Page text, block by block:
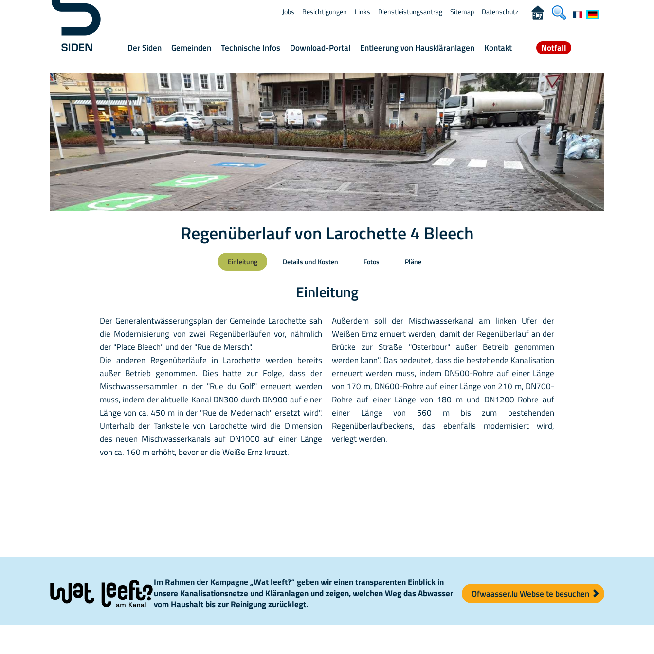
Der Siden Gemeinden Technische Infos Download-Portal Entleerung von Hauskläranlagen Kontakt Notfall
Jobs Besichtigungen Links Dienstleistungsantrag Sitemap Datenschutz
Regenüberlauf von Larochette 4 Bleech
Einleitung Details und Kosten Fotos Pläne
Einleitung
Der Generalentwässerungsplan der Gemeinde Larochette sah
die Modernisierung von zwei Regenüberläufen vor, nähmlich
der "Place Bleech" und der "Rue de Mersch".
Die anderen Regenüberläufe in Larochette werden bereits
außer Betrieb genommen. Dies hatte zur Folge, dass der
Mischwassersammler in der "Rue du Golf" erneuert werden
muss, indem der aktuelle Kanal DN300 durch DN900 auf einer
Länge von ca. 450 m in der "Rue de Medernach" ersetzt wird".
Unterhalb der Tankstelle von Larochette wird die Dimension
des neuen Mischwasserkanals auf DN1000 auf einer Länge
von ca. 160 m erhöht, bevor er die Weiße Ernz kreuzt.
Außerdem soll der Mischwasserkanal am linken Ufer der
Weißen Ernz ernuert werden, damit der Regenüberlauf an der
Brücke zur Straße "Osterbour" außer Betreib genommen
werden kann". Das bedeutet, dass die bestehende Kanalisation
erneuert werden muss, indem DN500-Rohre auf einer Länge
von 170 m, DN600-Rohre auf einer Länge von 210 m, DN700-
Rohre auf einer Länge von 180 m und DN1200-Rohre auf
einer Länge von 560 m bis zum bestehenden
Regenüberlaufbeckens, das ebenfalls modernisiert wird,
verlegt werden.
Im Rahmen der Kampagne „Wat leeft?“ geben wir einen transparenten Einblick in
unsere Kanalisationsnetze und Kläranlagen und zeigen, welchen Weg das Abwasser
vom Haushalt bis zur Reinigung zurücklegt.
Ofwaasser.lu Webseite besuchen